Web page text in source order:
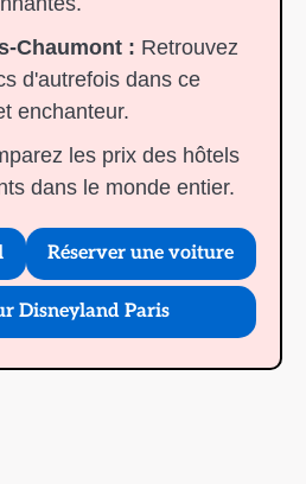
Chaumont : Retrouvez
d'autrefois dans ce
enchanteur.
les prix des hôtels
dans le monde entier.
Réserver une voiture
Disneyland Paris